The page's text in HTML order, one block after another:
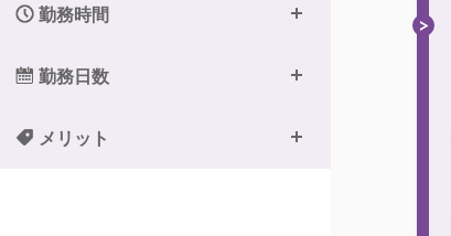
勤務時間
勤務日数
メリット